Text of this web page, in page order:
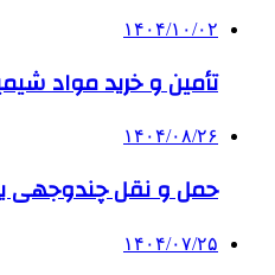
۱۴۰۴/۱۰/۰۲
تأمین و خرید مواد
۱۴۰۴/۰۸/۲۶
حمل و نقل چندوجهی
۱۴۰۴/۰۷/۲۵